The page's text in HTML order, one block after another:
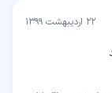
۲۲ اردیبهشت ۱۳۹۹